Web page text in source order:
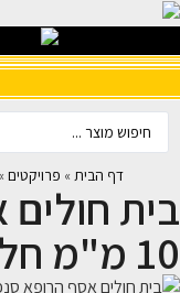
דף הבית » פרויקטים
בית
10 מ"מ חלבי